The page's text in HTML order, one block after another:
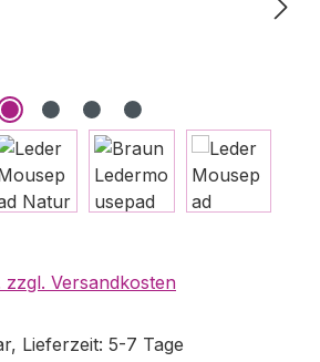
Versandkosten
Lieferzeit: 5-7 Tage